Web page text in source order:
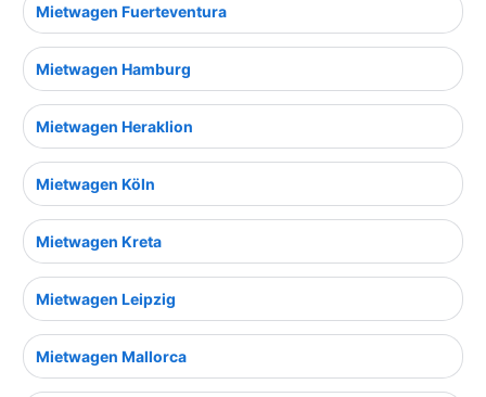
Mietwagen Fuerteventura
Mietwagen Hamburg
Mietwagen Heraklion
Mietwagen Köln
Mietwagen Kreta
Mietwagen Leipzig
Mietwagen Mallorca